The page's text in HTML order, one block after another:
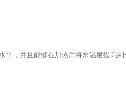
，并且能够在加热后将水温度提高